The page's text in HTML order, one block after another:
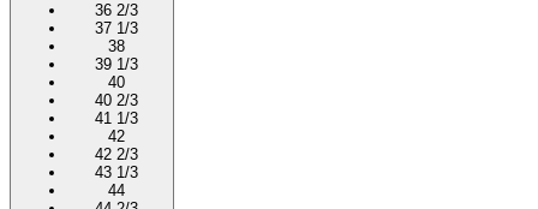
36 2/3
37 1/3
38
39 1/3
40
40 2/3
41 1/3
42
42 2/3
43 1/3
44